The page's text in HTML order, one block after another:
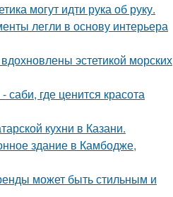
могут идти рука об руку.
легли в основу интерьера
эстетикой морских
где ценится красота
кухни в Казани.
здание в Камбодже,
может быть стильным и